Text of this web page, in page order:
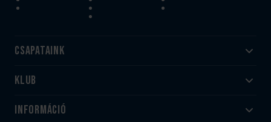
Csapataink
Felnőtt
Utánpótlás
Klub
#HandballFamily
Információ